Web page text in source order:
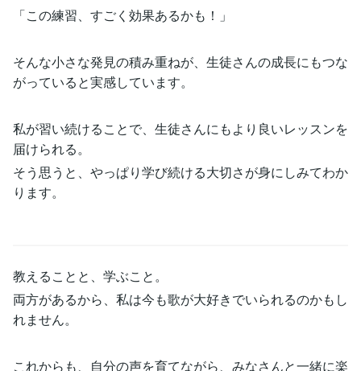
「この練習、すごく効果あるかも！」
そんな小さな発見の積み重ねが、生徒さんの成長にもつな
がっていると実感しています。
私が習い続けることで、生徒さんにもより良いレッスンを
届けられる。
そう思うと、やっぱり学び続ける大切さが身にしみてわか
ります。
教えることと、学ぶこと。
両方があるから、私は今も歌が大好きでいられるのかもし
れません。
これからも、自分の声を育てながら、みなさんと一緒に楽